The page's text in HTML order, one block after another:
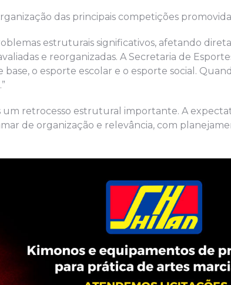
das principais competições
estruturais significativos, afetando
e reorganizadas. A Secretaria de
o esporte escolar e o esporte social.
retrocesso estrutural importante. A
de organização e relevância, com